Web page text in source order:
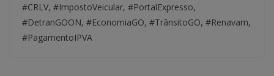
#CRLV, #ImpostoVeicular, #PortalExpresso,
#DetranGOON, #EconomiaGO, #TrânsitoGO, #Renavam,
#PagamentoIPVA